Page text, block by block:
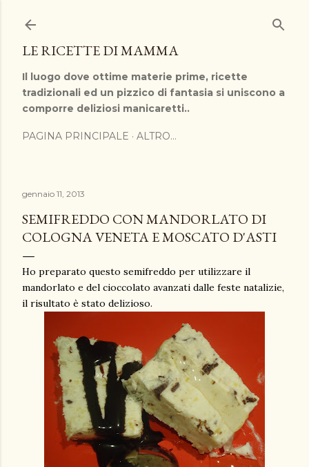
LE RICETTE DI MAMMA
Il luogo dove ottime materie prime, ricette
tradizionali ed un pizzico di fantasia si uniscono a
comporre deliziosi manicaretti..
PAGINA PRINCIPALE ALTRO…
gennaio 11, 2013
SEMIFREDDO CON MANDORLATO DI
COLOGNA VENETA E MOSCATO D'ASTI
Ho preparato questo semifreddo per utilizzare il
mandorlato e del cioccolato avanzati dalle feste natalizie,
il risultato è stato delizioso.